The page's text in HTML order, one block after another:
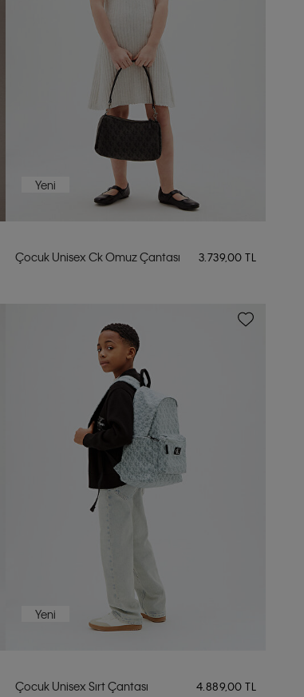
Yeni
Çocuk Unisex Ck Omuz Çantası 3.739,00 TL
Yeni
Çocuk Unisex Sırt Çantası 4.889,00 TL